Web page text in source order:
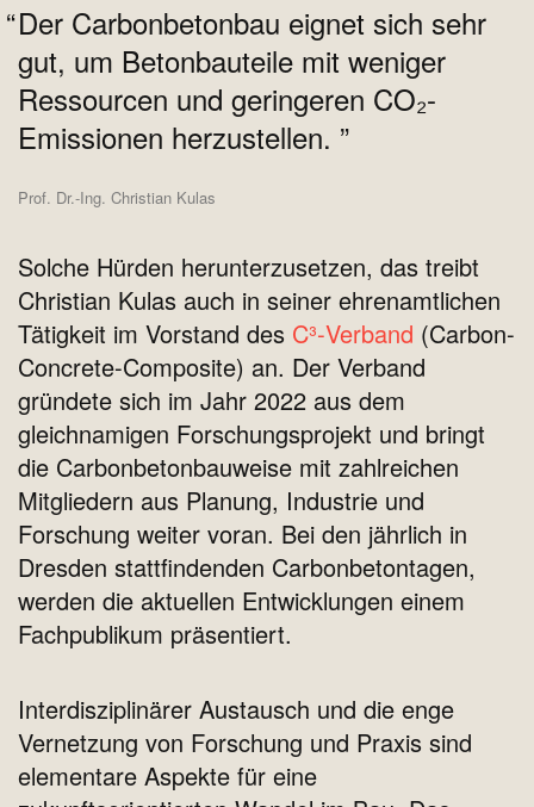
Der Carbonbetonbau eignet sich sehr
gut, um Betonbauteile mit weniger
Ressourcen und geringeren CO₂-
Emissionen herzustellen.
Prof. Dr.-Ing. Christian Kulas
Solche Hürden herunterzusetzen, das treibt
Christian Kulas auch in seiner ehrenamtlichen
Tätigkeit im Vorstand des C³‑Verband (Carbon-
Concrete-Composite) an. Der Verband
gründete sich im Jahr 2022 aus dem
gleichnamigen Forschungsprojekt und bringt
die Carbonbetonbauweise mit zahlreichen
Mitgliedern aus Planung, Industrie und
Forschung weiter voran. Bei den jährlich in
Dresden stattfindenden Carbonbetontagen,
werden die aktuellen Entwicklungen einem
Fachpublikum präsentiert.
Interdisziplinärer Austausch und die enge
Vernetzung von Forschung und Praxis sind
elementare Aspekte für eine